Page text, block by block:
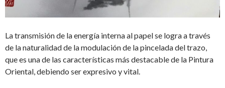
La transmisión de la energía interna al papel se logra a través
de la naturalidad de la modulación de la pincelada del trazo,
que es una de las características más destacable de la Pintura
Oriental, debiendo ser expresivo y vital.